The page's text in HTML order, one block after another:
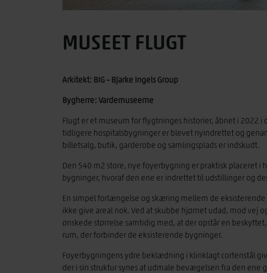
MUSEET FLUGT
Arkitekt: BIG – Bjarke Ingels Group
Bygherre: Vardemuseerne
Flugt er et museum for flygtninges historier, åbnet i 2022 i
tidligere hospitalsbygninger er blevet nyindrettet og
billetsalg, butik, garderobe og samlingsplads er indskudt.
Den 540 m2 store, nye foyerbygning er praktisk placeret i
bygninger, hvoraf den ene er indrettet til udstillinger og
En simpel forlængelse og skæring mellem de
ikke give areal nok. Ved at skubbe hjørnet udad, mod vej
ønskede størrelse samtidig med, at der opstår en
rum, der forbinder de eksisterende bygninger.
Foyerbygningens ydre beklædning i klinklagt cortenstål
der i sin struktur synes at udmale bevægelsen fra den ene